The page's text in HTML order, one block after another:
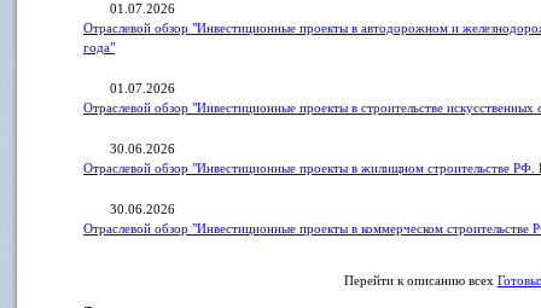
01.07.2026
Отраслевой обзор "Инвестиционные проекты в автодорожном и
года"
01.07.2026
Отраслевой обзор "Инвестиционные проекты в строительстве
30.06.2026
Отраслевой обзор "Инвестиционные проекты в жилищном строительстве
30.06.2026
Отраслевой обзор "Инвестиционные проекты в коммерческом
Перейти к описанию всех